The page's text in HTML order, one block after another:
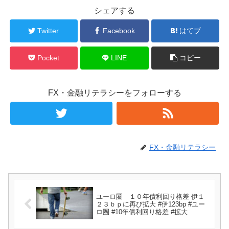
シェアする
Twitter Facebook はてブ
Pocket LINE コピー
FX・金融リテラシーをフォローする
FX・金融リテラシー
ユーロ圏 １０年債利回り格差 伊１
２３ｂｐに再び拡大 #伊123bp #ユー
ロ圏 #10年債利回り格差 #拡大